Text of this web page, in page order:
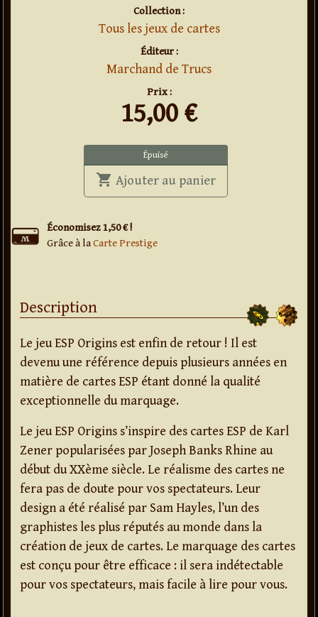
Collection :
Tous les jeux de cartes
Éditeur :
Marchand de Trucs
Prix :
15,00 €
Économisez 1,50 € !
Grâce à laCarte Prestige
Épuisé
shopping_cart Ajouter au panier' . Jeu ESP
Description
Le jeu ESP Origins est enfin de retour ! Il est
devenu une référence depuis plusieurs années en
matière de cartes ESP étant donné la qualité
exceptionnelle du marquage.
Le jeu ESP Origins s’inspire des cartes ESP de Karl
Zener popularisées par Joseph Banks Rhine au
début du XXème siècle. Le réalisme des cartes ne
fera pas de doute pour vos spectateurs. Leur
design a été réalisé par Sam Hayles, l’un des
graphistes les plus réputés au monde dans la
création de jeux de cartes. Le marquage des cartes
est conçu pour être efficace : il sera indétectable
pour vos spectateurs, mais facile à lire pour vous.